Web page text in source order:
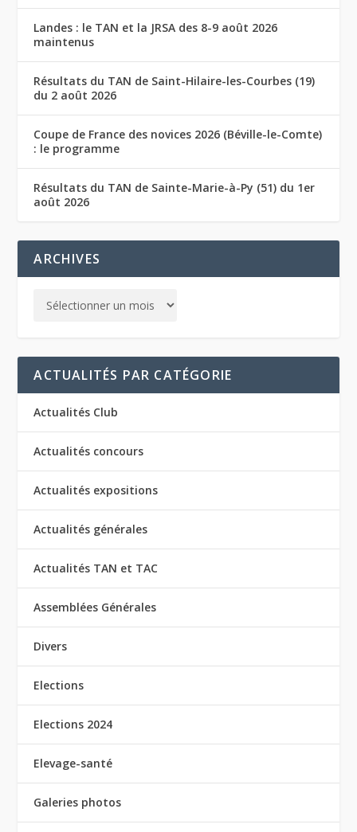
Landes : le TAN et la JRSA des 8-9 août 2026
maintenus
Résultats du TAN de Saint-Hilaire-les-Courbes (19)
du 2 août 2026
Coupe de France des novices 2026 (Béville-le-Comte)
: le programme
Résultats du TAN de Sainte-Marie-à-Py (51) du 1er
août 2026
ARCHIVES
ACTUALITÉS PAR CATÉGORIE
Actualités Club
Actualités concours
Actualités expositions
Actualités générales
Actualités TAN et TAC
Assemblées Générales
Divers
Elections
Elections 2024
Elevage-santé
Galeries photos